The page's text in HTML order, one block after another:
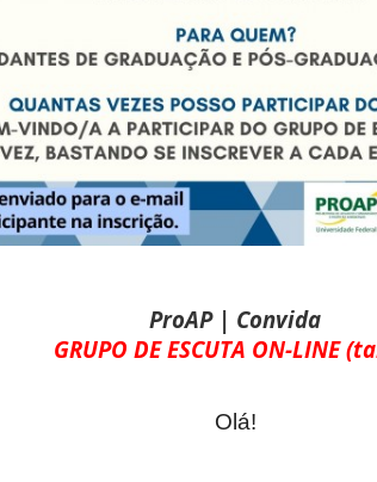
ProAP | Convida
GRUPO DE ESCUTA ON-LINE
Olá!